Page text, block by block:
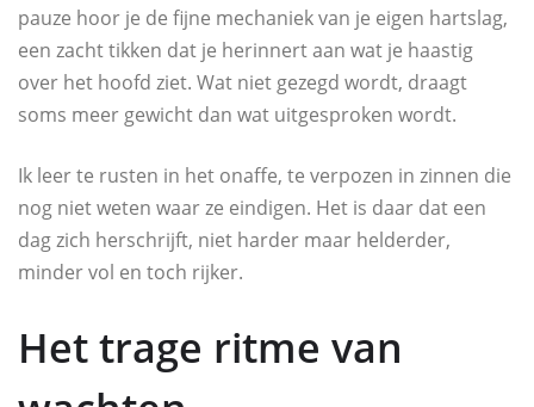
pauze hoor je de fijne mechaniek van je eigen hartslag,
een zacht tikken dat je herinnert aan wat je haastig
over het hoofd ziet. Wat niet gezegd wordt, draagt
soms meer gewicht dan wat uitgesproken wordt.
Ik leer te rusten in het onaffe, te verpozen in zinnen die
nog niet weten waar ze eindigen. Het is daar dat een
dag zich herschrijft, niet harder maar helderder,
minder vol en toch rijker.
Het trage ritme van